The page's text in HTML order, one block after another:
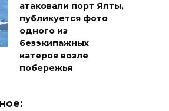
атаковали порт Ялты,
публикуется фото
одного из
безэкипажных
катеров возле
побережья